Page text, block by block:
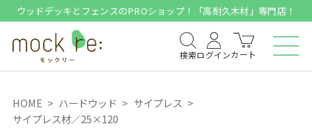
ウッドデッキとフェンスのPROショップ！「高耐久木材」専門店！
検索ログインカート
HOME ハードウッド
サイプレス
サイプレス材／25×120